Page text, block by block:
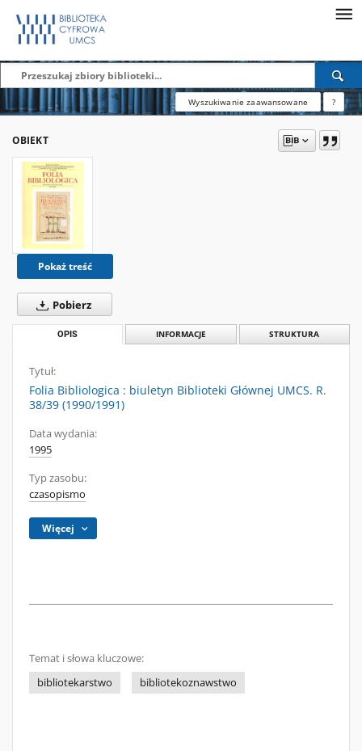
Wyszukiwanie zaawansowane ?
OBIEKT
Pokaż treść
Pobierz
OPIS INFORMACJE STRUKTURA
Tytuł:
Folia Bibliologica : biuletyn Biblioteki Głównej UMCS. R.
38/39 (1990/1991)
Data wydania:
1995
Typ zasobu:
czasopismo
Więcej
Temat i słowa kluczowe:
bibliotekarstwo
bibliotekoznawstwo